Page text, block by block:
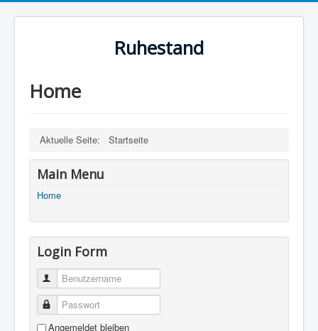
Ruhestand
Home
Aktuelle Seite: Startseite
Main Menu
Home
Login Form
Benutzername
Passwort
Angemeldet bleiben